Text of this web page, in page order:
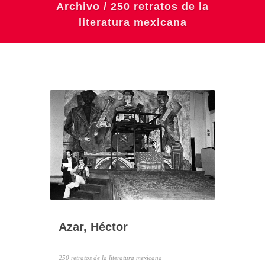
Archivo / 250 retratos de la
literatura mexicana
Azar, Héctor
250 retratos de la literatura mexicana